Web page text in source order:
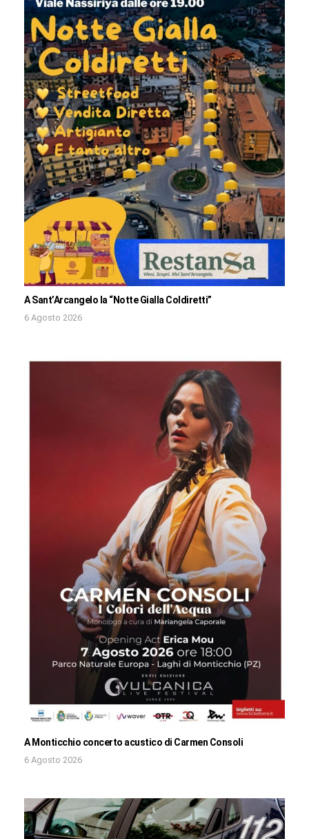
A Sant’Arcangelo la “Notte Gialla Coldiretti”
6 Agosto 2026
A Monticchio concerto acustico di Carmen Consoli
6 Agosto 2026